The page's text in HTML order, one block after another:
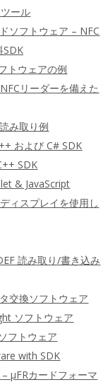
ール
ソフトウェア – NFC
SDK
トウェアの例
リーダーを備えた
み取り例
および C# SDK
SDK
& JavaScript
ィスプレイを使用し
読み取り/書き込み
交換ソフトウェア
ソフトウェア
フトウェア
with SDK
μFRカードフォーマ